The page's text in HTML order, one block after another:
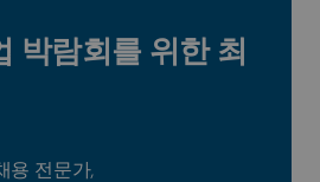
박람회를 위한 최
용 전문가,